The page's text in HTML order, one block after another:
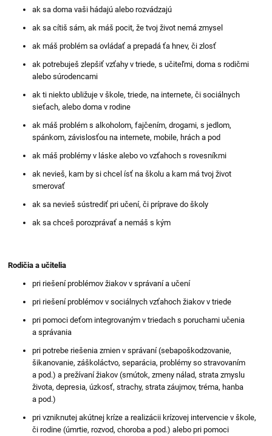
ak sa doma vaši hádajú alebo rozvádzajú
ak sa cítiš sám, ak máš pocit, že tvoj život nemá zmysel
ak máš problém sa ovládať a prepadá ťa hnev, či zlosť
ak potrebuješ zlepšiť vzťahy v triede, s učiteľmi, doma s rodičmi
alebo súrodencami
ak ti niekto ubližuje v škole, triede, na internete, či sociálnych
sieťach, alebo doma v rodine
ak máš problém s alkoholom, fajčením, drogami, s jedlom,
spánkom, závislosťou na internete, mobile, hrách a pod
ak máš problémy v láske alebo vo vzťahoch s rovesníkmi
ak nevieš, kam by si chcel ísť na školu a kam má tvoj život
smerovať
ak sa nevieš sústrediť pri učení, či príprave do školy
ak sa chceš porozprávať a nemáš s kým
Rodičia a učitelia
pri riešení problémov žiakov v správaní a učení
pri riešení problémov v sociálnych vzťahoch žiakov v triede
pri pomoci deťom integrovaným v triedach s poruchami učenia
a správania
pri potrebe riešenia zmien v správaní (sebapoškodzovanie,
šikanovanie, záškoláctvo, separácia, problémy so stravovaním
a pod.) a prežívaní žiakov (smútok, zmeny nálad, strata zmyslu
života, depresia, úzkosť, strachy, strata záujmov, tréma, hanba
a pod.)
pri vzniknutej akútnej kríze a realizácii krízovej intervencie v škole,
či rodine (úmrtie, rozvod, choroba a pod.) alebo pri pomoci